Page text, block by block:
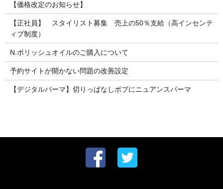
【価格改定のお知らせ】
【正社員】 スタイリスト募集 売上の50％支給（高インセンテ
ィブ制度）
N.ポリッシュオイルのご購入について
予約サイトが開かない問題の改善設定
【デジタルパーマ】切りっぱなしボブにニュアンスパーマ